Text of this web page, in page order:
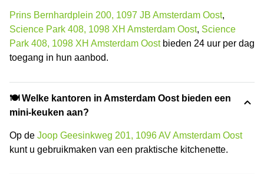
Prins Bernhardplein 200, 1097 JB Amsterdam Oost,
Science Park 408, 1098 XH Amsterdam Oost, Science
Park 408, 1098 XH Amsterdam Oostbieden 24 uur per dag
toegang in hun aanbod.
🍽️ Welke kantoren in Amsterdam Oost bieden een
mini-keuken aan?
Op de Joop Geesinkweg 201, 1096 AV Amsterdam Oost
kunt u gebruikmaken van een praktische kitchenette.